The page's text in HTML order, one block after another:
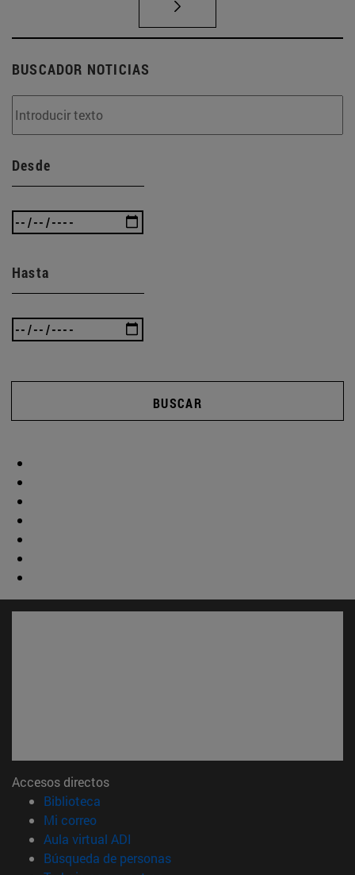
BUSCADOR NOTICIAS
Desde
Hasta
BUSCAR
Accesos directos
Biblioteca
Mi correo(abre en nueva ventana)
Aula virtual ADI
Búsqueda de personas(abre en nueva ventana)